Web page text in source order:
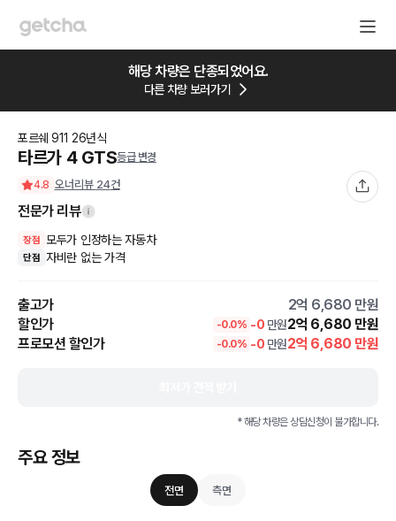
해당 차량은 단종되었어요.
다른 차량 보러가기
포르쉐 911 26년식
타르가 4 GTS등급 변경
4.8 오너리뷰 24건
전문가 리뷰
장점 모두가 인정하는 자동차
단점 자비란 없는 가격
출고가 2억 6,680 만원
할인가
-0.0% -0 만원2억 6,680 만원
프로모션 할인가
-0.0% -0 만원2억 6,680 만원
* 해당 차량은 상담신청이 불가합니다.
주요 정보
전면 측면